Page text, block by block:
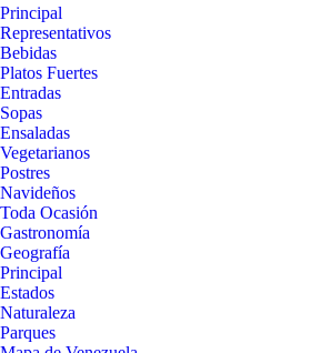
Principal
Representativos
Bebidas
Platos Fuertes
Entradas
Sopas
Ensaladas
Vegetarianos
Postres
Navideños
Toda Ocasión
Gastronomía
Geografía
Principal
Estados
Naturaleza
Parques